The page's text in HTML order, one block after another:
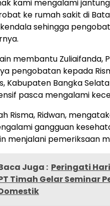
kami mengalami
ke rumah sakit di
sehingga
membantu Zuliaifanda,
pengobatan kepada
Kabupaten Bangka
pasca mengalami
Risma, Ridwan,
gangguan
menjalani pemeriksaan
Juga : Peringati
Timah Gelar Seminar